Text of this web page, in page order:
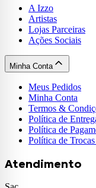
A Izzo
Artistas
Lojas Parceiras
Ações Sociais
Minha Conta
Meus Pedidos
Minha Conta
Termos &
Política de
Política de
Política de
Atendimento